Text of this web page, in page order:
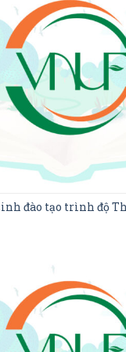
đào tạo trình độ